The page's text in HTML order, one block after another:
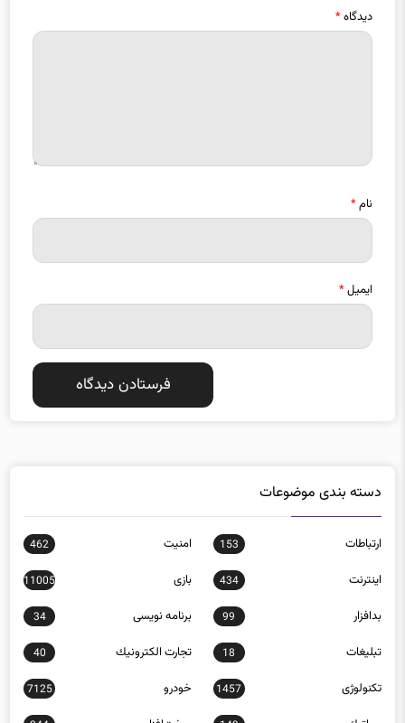
ایمیل*
ارتباطات
اينترنت 434 بازی 11005
بدافزار 99 برنامه نويسی 34
تبلیغات 18 تجارت الكترونيك 40
تکنولوژی 1457 خودرو 7125
روباتيك 149 سخت‌افزار 244